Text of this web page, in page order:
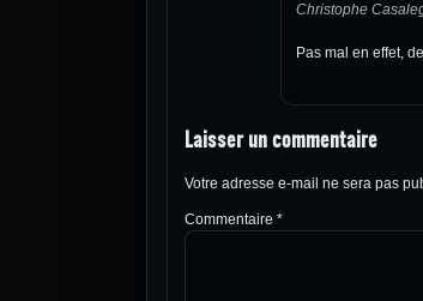
Christophe
Pas mal en effet,
Laisser un commentaire
Votre adresse e-mail ne sera pas
Commentaire *